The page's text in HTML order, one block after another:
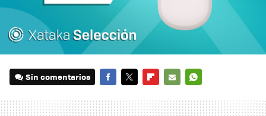
Sin comentarios
MAIL